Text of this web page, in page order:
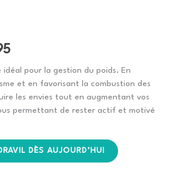
Le
prix
actuel
est :
€49.95.
pour la gestion du poids. En
et en favorisant la combustion des
les envies tout en augmentant vos
permettant de rester actif et motivé
DÈS AUJOURD’HUI